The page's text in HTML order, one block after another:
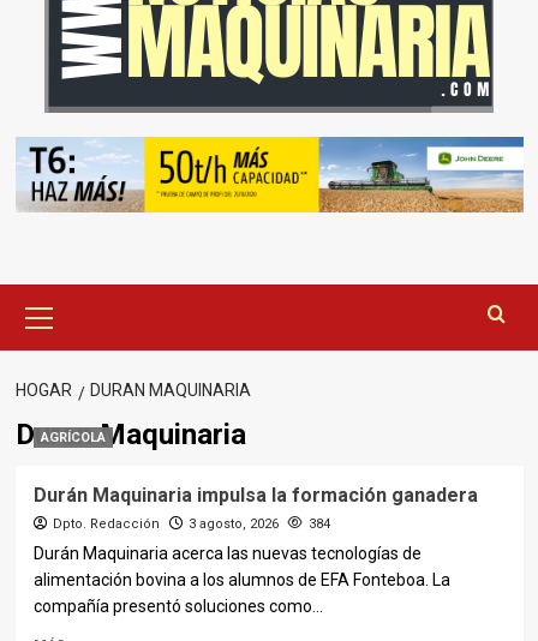
principal
HOGAR DURAN MAQUINARIA
Duran Maquinaria
AGRÍCOLA
Durán Maquinaria impulsa la formación ganadera
Dpto. Redacción 3 agosto, 2026 384
Durán Maquinaria acerca las nuevas tecnologías de
alimentación bovina a los alumnos de EFA Fonteboa. La
compañía presentó soluciones como...